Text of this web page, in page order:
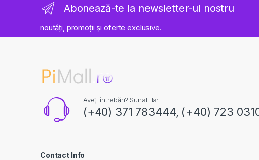
Abonează-te la newsletter-ul nostru
noutăți, promoții și oferte exclusive.
Aveți întrebări? Sunati la:
(+40) 371 783444, (+40) 723
Contact Info